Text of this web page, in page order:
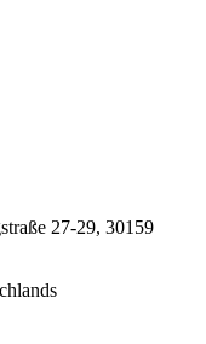
27-29, 30159